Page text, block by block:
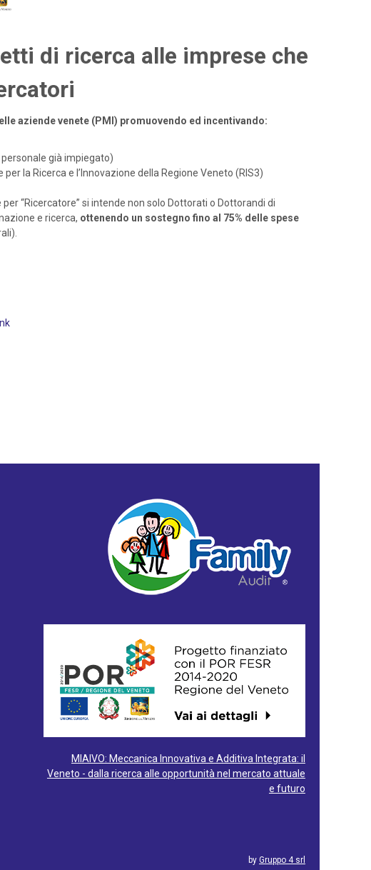
di ricerca alle imprese che
aziende venete (PMI) promuovendo ed incentivando:
già impiegato)
la Ricerca e l’Innovazione della Regione Veneto (RIS3)
per “Ricercatore” si intende non solo Dottorati o Dottorandi di
e ricerca, ottenendo un sostegno fino al 75% delle spese
MIAIVO: Meccanica Innovativa e Additiva Integrata: il
Veneto - dalla ricerca alle opportunità nel mercato attuale
e futuro
by Gruppo 4 srl